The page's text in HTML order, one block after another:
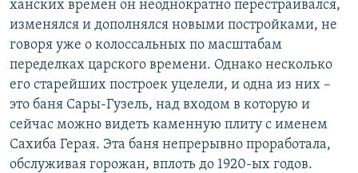
щ
и
й
с
л
а
й
д
и
й
с
л
а
й
д
ханских времен он неоднократно перестраивался,
изменялся и дополнялся новыми постройками, не
говоря уже о колоссальных по масштабам
переделках царского времени. Однако несколько
его старейших построек уцелели, и одна из них –
это баня Сары-Гузель, над входом в которую и
сейчас можно видеть каменную плиту с именем
Сахиба Герая. Эта баня непрерывно проработала,
обслуживая горожан, вплоть до 1920-ых годов.